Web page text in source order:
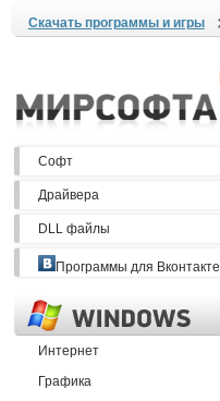
Скачать программы и игры
Софт
Драйвера
DLL файлы
Программы для Вконтакте
Интернет
Графика